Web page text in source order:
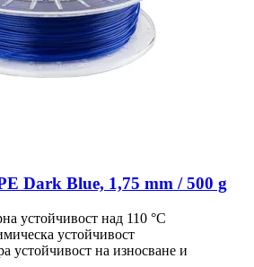
Dark Blue, 1,75 mm / 500 g
устойчивост над 110 °C
устойчивост
устойчивост на износване и